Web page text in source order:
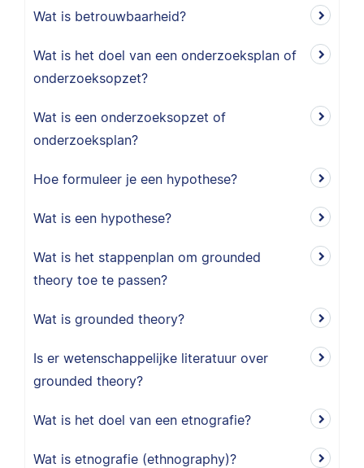
Wat is betrouwbaarheid?
Wat is het doel van een onderzoeksplan of
onderzoeksopzet?
Wat is een onderzoeksopzet of
onderzoeksplan?
Hoe formuleer je een hypothese?
Wat is een hypothese?
Wat is het stappenplan om grounded
theory toe te passen?
Wat is grounded theory?
Is er wetenschappelijke literatuur over
grounded theory?
Wat is het doel van een etnografie?
Wat is etnografie (ethnography)?